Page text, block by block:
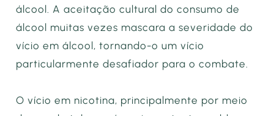
álcool. A aceitação cultural do consumo de
álcool muitas vezes mascara a severidade do
vício em álcool, tornando-o um vício
particularmente desafiador para o combate.
O vício em nicotina, principalmente por meio